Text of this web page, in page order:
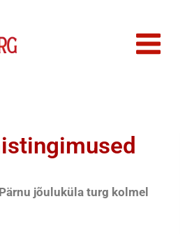
jõuluküla turg kolmel